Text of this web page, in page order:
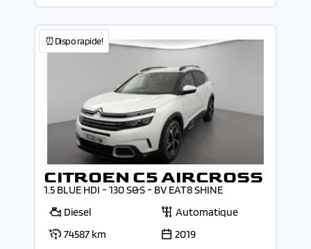
⏰Dispo rapide!
CITROEN C5 AIRCROSS
1.5 BLUE HDI - 130 S&S - BV EAT8 SHINE
Diesel
Automatique
74587 km
2019